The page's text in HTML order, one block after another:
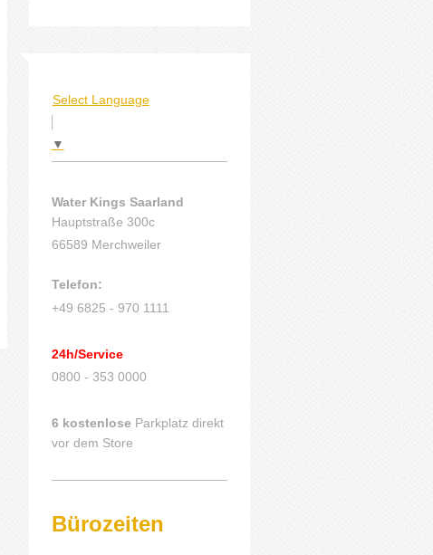
Select Language
▼
Water Kings Saarland
Hauptstraße 300c
66589 Merchweiler
Telefon:
+49 6825 - 970 1111
24h/Service
0800 - 353 0000
6 kostenlose Parkplatz direkt
vor dem Store
Bürozeiten